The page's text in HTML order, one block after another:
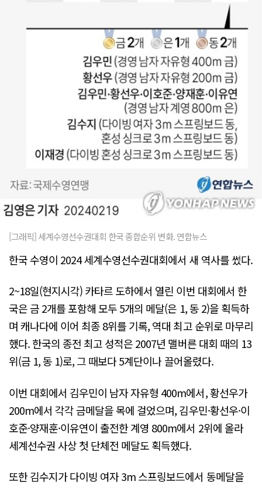
[그래픽] 세계수영선수권대회 한국 종합순위 변화. 연합뉴스
한국 수영이 2024 세계수영선수권대회에서 새 역사를 썼다.
2~18일(현지시각) 카타르 도하에서 열린 이번 대회에서 한
국은 금 2개를 포함해 모두 5개의 메달(은 1, 동 2)을 획득하
며 캐나다에 이어 최종 8위를 기록, 역대 최고 순위로 마무리
했다. 한국의 종전 최고 성적은 2007년 맬버른 대회 때의 13
위(금 1, 동 1)로, 그 때보다 5계단이나 끌어올렸다.
이번 대회에서 김우민이 남자 자유형 400m에서, 황선우가
200m에서 각각 금메달을 목에 걸었으며, 김우민·황선우·이
호준·양재훈·이유연이 출전한 계영 800m에서 2위에 올라
세계선수권 사상 첫 단체전 메달도 획득했다.
또한 김수지가 다이빙 여자 3m 스프링보드에서 동메달을